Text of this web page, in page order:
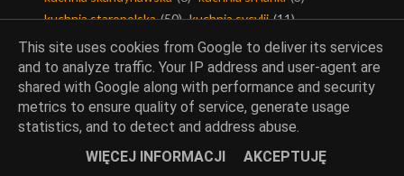
kuchnia staropolska (50) kuchnia sycylii (11)
kuchnia szkocka
(3) kuchnia szwajcarska
(10)
kuchnia szwedzka (12) kuchnia tajska (26)
kuchnia toskanii
(5) kuchnia tunezyjska (8)
kuchnia turecka (32) kuchnia ukraińska (20)
kuchnia wietnamska (9) kuchnia węgierska (25)
kuchnia włoska (398) kuchnia z podlasia (2)
This site uses cookies from Google to deliver its services
and to analyze traffic. Your IP address and user-agent are
shared with Google along with performance and security
metrics to ensure quality of service, generate usage
statistics, and to detect and address abuse.
WIĘCEJ INFORMACJI
AKCEPTUJĘ